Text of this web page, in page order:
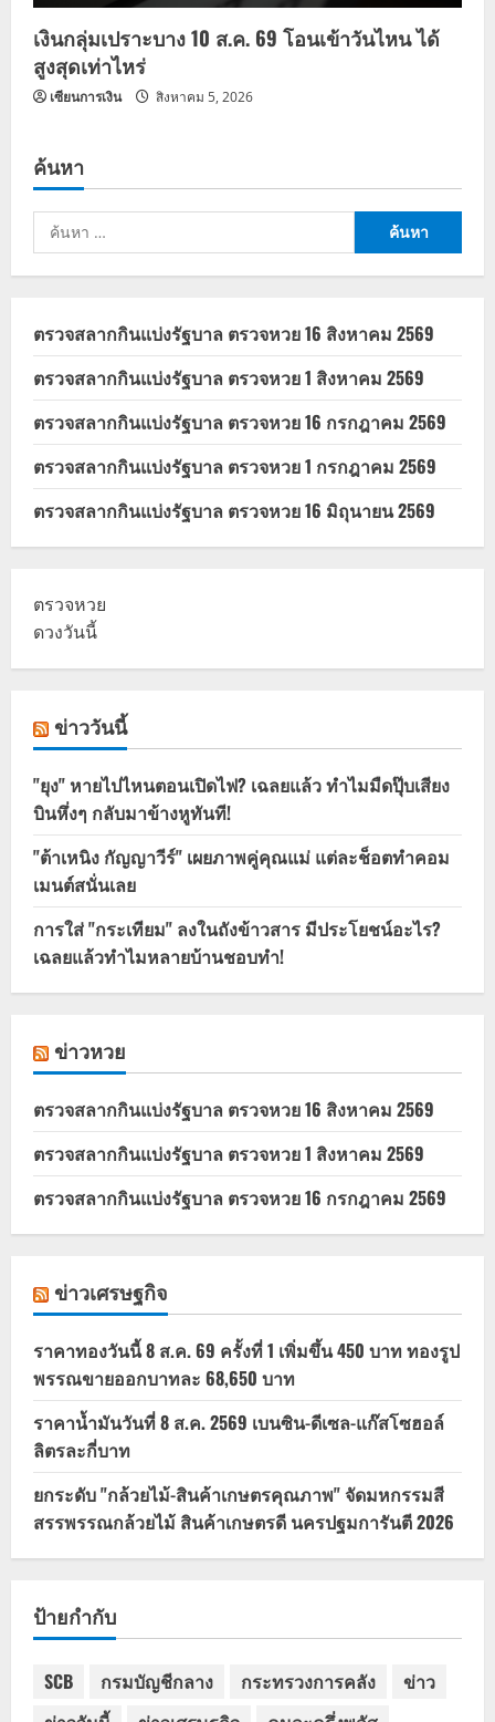
เงินกลุ่มเปราะบาง 10 ส.ค. 69 โอนเข้าวันไหน ได้
สูงสุดเท่าไหร่
เซียนการเงิน สิงหาคม 5, 2026
ค้นหา
ค้นหา
สำหรับ:
ตรวจสลากกินแบ่งรัฐบาล ตรวจหวย 16 สิงหาคม 2569
ตรวจสลากกินแบ่งรัฐบาล ตรวจหวย 1 สิงหาคม 2569
ตรวจสลากกินแบ่งรัฐบาล ตรวจหวย 16 กรกฎาคม 2569
ตรวจสลากกินแบ่งรัฐบาล ตรวจหวย 1 กรกฎาคม 2569
ตรวจสลากกินแบ่งรัฐบาล ตรวจหวย 16 มิถุนายน 2569
ตรวจหวย
ดวงวันนี้
ข่าววันนี้
"ยุง" หายไปไหนตอนเปิดไฟ? เฉลยแล้ว ทำไมมืดปุ๊บเสียง
บินหึ่งๆ กลับมาข้างหูทันที!
"ต้าเหนิง กัญญาวีร์" เผยภาพคู่คุณแม่ แต่ละช็อตทำคอม
เมนต์สนั่นเลย
การใส่ "กระเทียม" ลงในถังข้าวสาร มีประโยชน์อะไร?
เฉลยแล้วทำไมหลายบ้านชอบทำ!
ข่าวหวย
ตรวจสลากกินแบ่งรัฐบาล ตรวจหวย 16 สิงหาคม 2569
ตรวจสลากกินแบ่งรัฐบาล ตรวจหวย 1 สิงหาคม 2569
ตรวจสลากกินแบ่งรัฐบาล ตรวจหวย 16 กรกฎาคม 2569
ข่าวเศรษฐกิจ
ราคาทองวันนี้ 8 ส.ค. 69 ครั้งที่ 1 เพิ่มขึ้น 450 บาท ทองรูป
พรรณขายออกบาทละ 68,650 บาท
ราคาน้ำมันวันที่ 8 ส.ค. 2569 เบนซิน-ดีเซล-แก๊สโซฮอล์
ลิตรละกี่บาท
ยกระดับ "กล้วยไม้-สินค้าเกษตรคุณภาพ" จัดมหกรรมสี
สรรพรรณกล้วยไม้ สินค้าเกษตรดี นครปฐมการันตี 2026
ป้ายกำกับ
SCB กรมบัญชีกลาง กระทรวงการคลัง
ข่าว